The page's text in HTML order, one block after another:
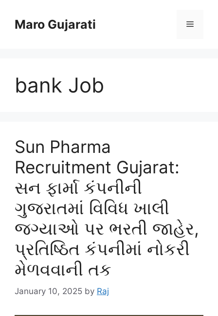
contentMaro Gujarati Menu
bank Job
Sun Pharma
Recruitment Gujarat:
સન ફાર્મા કંપનીની
ગુજરાતમાં વિવિધ ખાલી
જગ્યાઓ પર ભરતી જાહેર,
પ્રતિષ્ઠિત કંપનીમાં નોકરી
મેળવવાની તક
January 10, 2025 by Raj